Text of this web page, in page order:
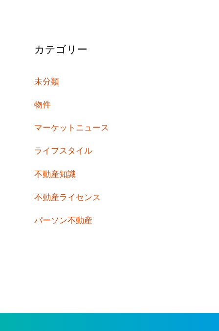
カテゴリー
未分類
物件
マーケットニュース
ライフスタイル
不動産知識
不動産ライセンス
パーソン不動産